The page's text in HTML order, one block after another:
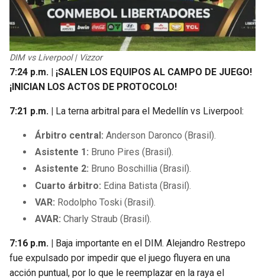
DIM vs Liverpool | Vizzor
7:24 p.m. | ¡SALEN LOS EQUIPOS AL CAMPO DE JUEGO!
¡INICIAN LOS ACTOS DE PROTOCOLO!
7:21 p.m. | La terna arbitral para el Medellín vs Liverpool:
Árbitro central:Anderson Daronco (Brasil).
Asistente 1: Bruno Pires (Brasil).
Asistente 2: Bruno Boschillia (Brasil).
Cuarto árbitro: Edina Batista (Brasil).
VAR: Rodolpho Toski (Brasil).
AVAR:Charly Straub (Brasil).
7:16 p.m. | Baja importante en el DIM. Alejandro Restrepo
fue expulsado por impedir que el juego fluyera en una
acción puntual, por lo que le reemplazar en la raya el